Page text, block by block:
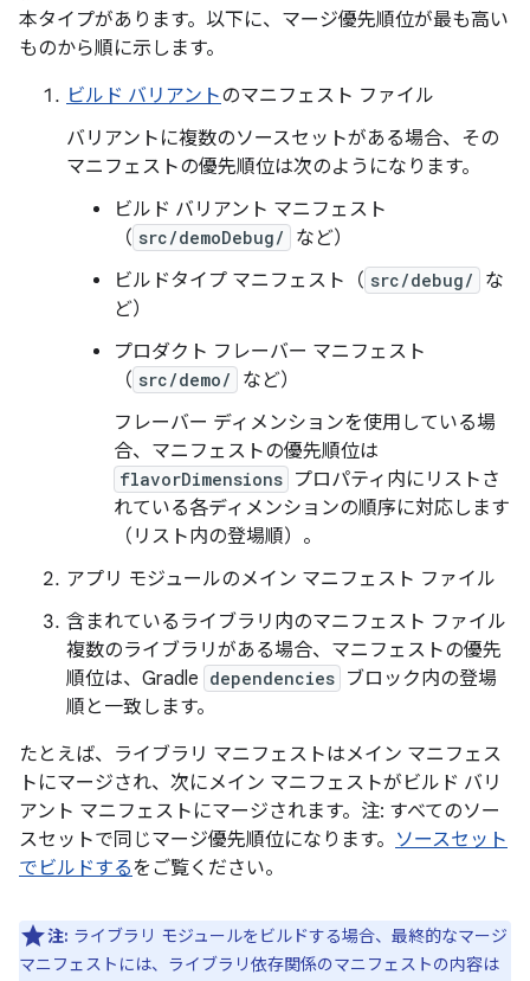
本タイプがあります。以下に、マージ優先順位が最も高い
ものから順に示します。
ビルド バリアントのマニフェスト ファイル
バリアントに複数のソースセットがある場合、その
マニフェストの優先順位は次のようになります。
ビルド バリアント マニフェスト
（ src/demoDebug/
など）
ビルドタイプ マニフェスト（ src/debug/
な
ど）
プロダクト フレーバー マニフェスト
（ src/demo/
など）
フレーバー ディメンションを使用している場
合、マニフェストの優先順位は
flavorDimensions プロパティ内にリストさ
れている各ディメンションの順序に対応します
（リスト内の登場順）。
アプリ モジュールのメイン マニフェスト ファイル
含まれているライブラリ内のマニフェスト ファイル
複数のライブラリがある場合、マニフェストの優先
順位は、Gradle dependencies ブロック内の登場
順と一致します。
たとえば、ライブラリ マニフェストはメイン マニフェス
トにマージされ、次にメイン マニフェストがビルド バリ
アント マニフェストにマージされます。注: すべてのソー
スセットで同じマージ優先順位になります。 ソースセット
でビルドするをご覧ください。
注: ライブラリ モジュールをビルドする場合、最終的なマージ
マニフェストには、ライブラリ依存関係のマニフェストの内容は